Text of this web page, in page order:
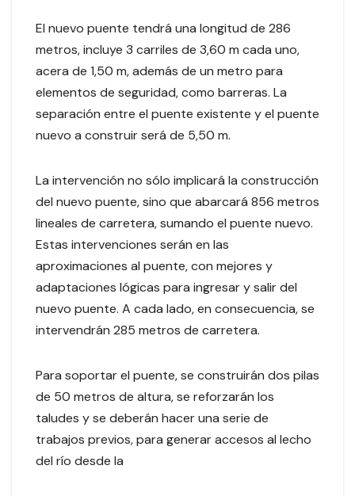
El nuevo puente tendrá una longitud de 286
metros, incluye 3 carriles de 3,60 m cada uno,
acera de 1,50 m, además de un metro para
elementos de seguridad, como barreras. La
separación entre el puente existente y el puente
nuevo a construir será de 5,50 m.
La intervención no sólo implicará la construcción
del nuevo puente, sino que abarcará 856 metros
lineales de carretera, sumando el puente nuevo.
Estas intervenciones serán en las
aproximaciones al puente, con mejores y
adaptaciones lógicas para ingresar y salir del
nuevo puente. A cada lado, en consecuencia, se
intervendrán 285 metros de carretera.
Para soportar el puente, se construirán dos pilas
de 50 metros de altura, se reforzarán los
taludes y se deberán hacer una serie de
trabajos previos, para generar accesos al lecho
del río desde la